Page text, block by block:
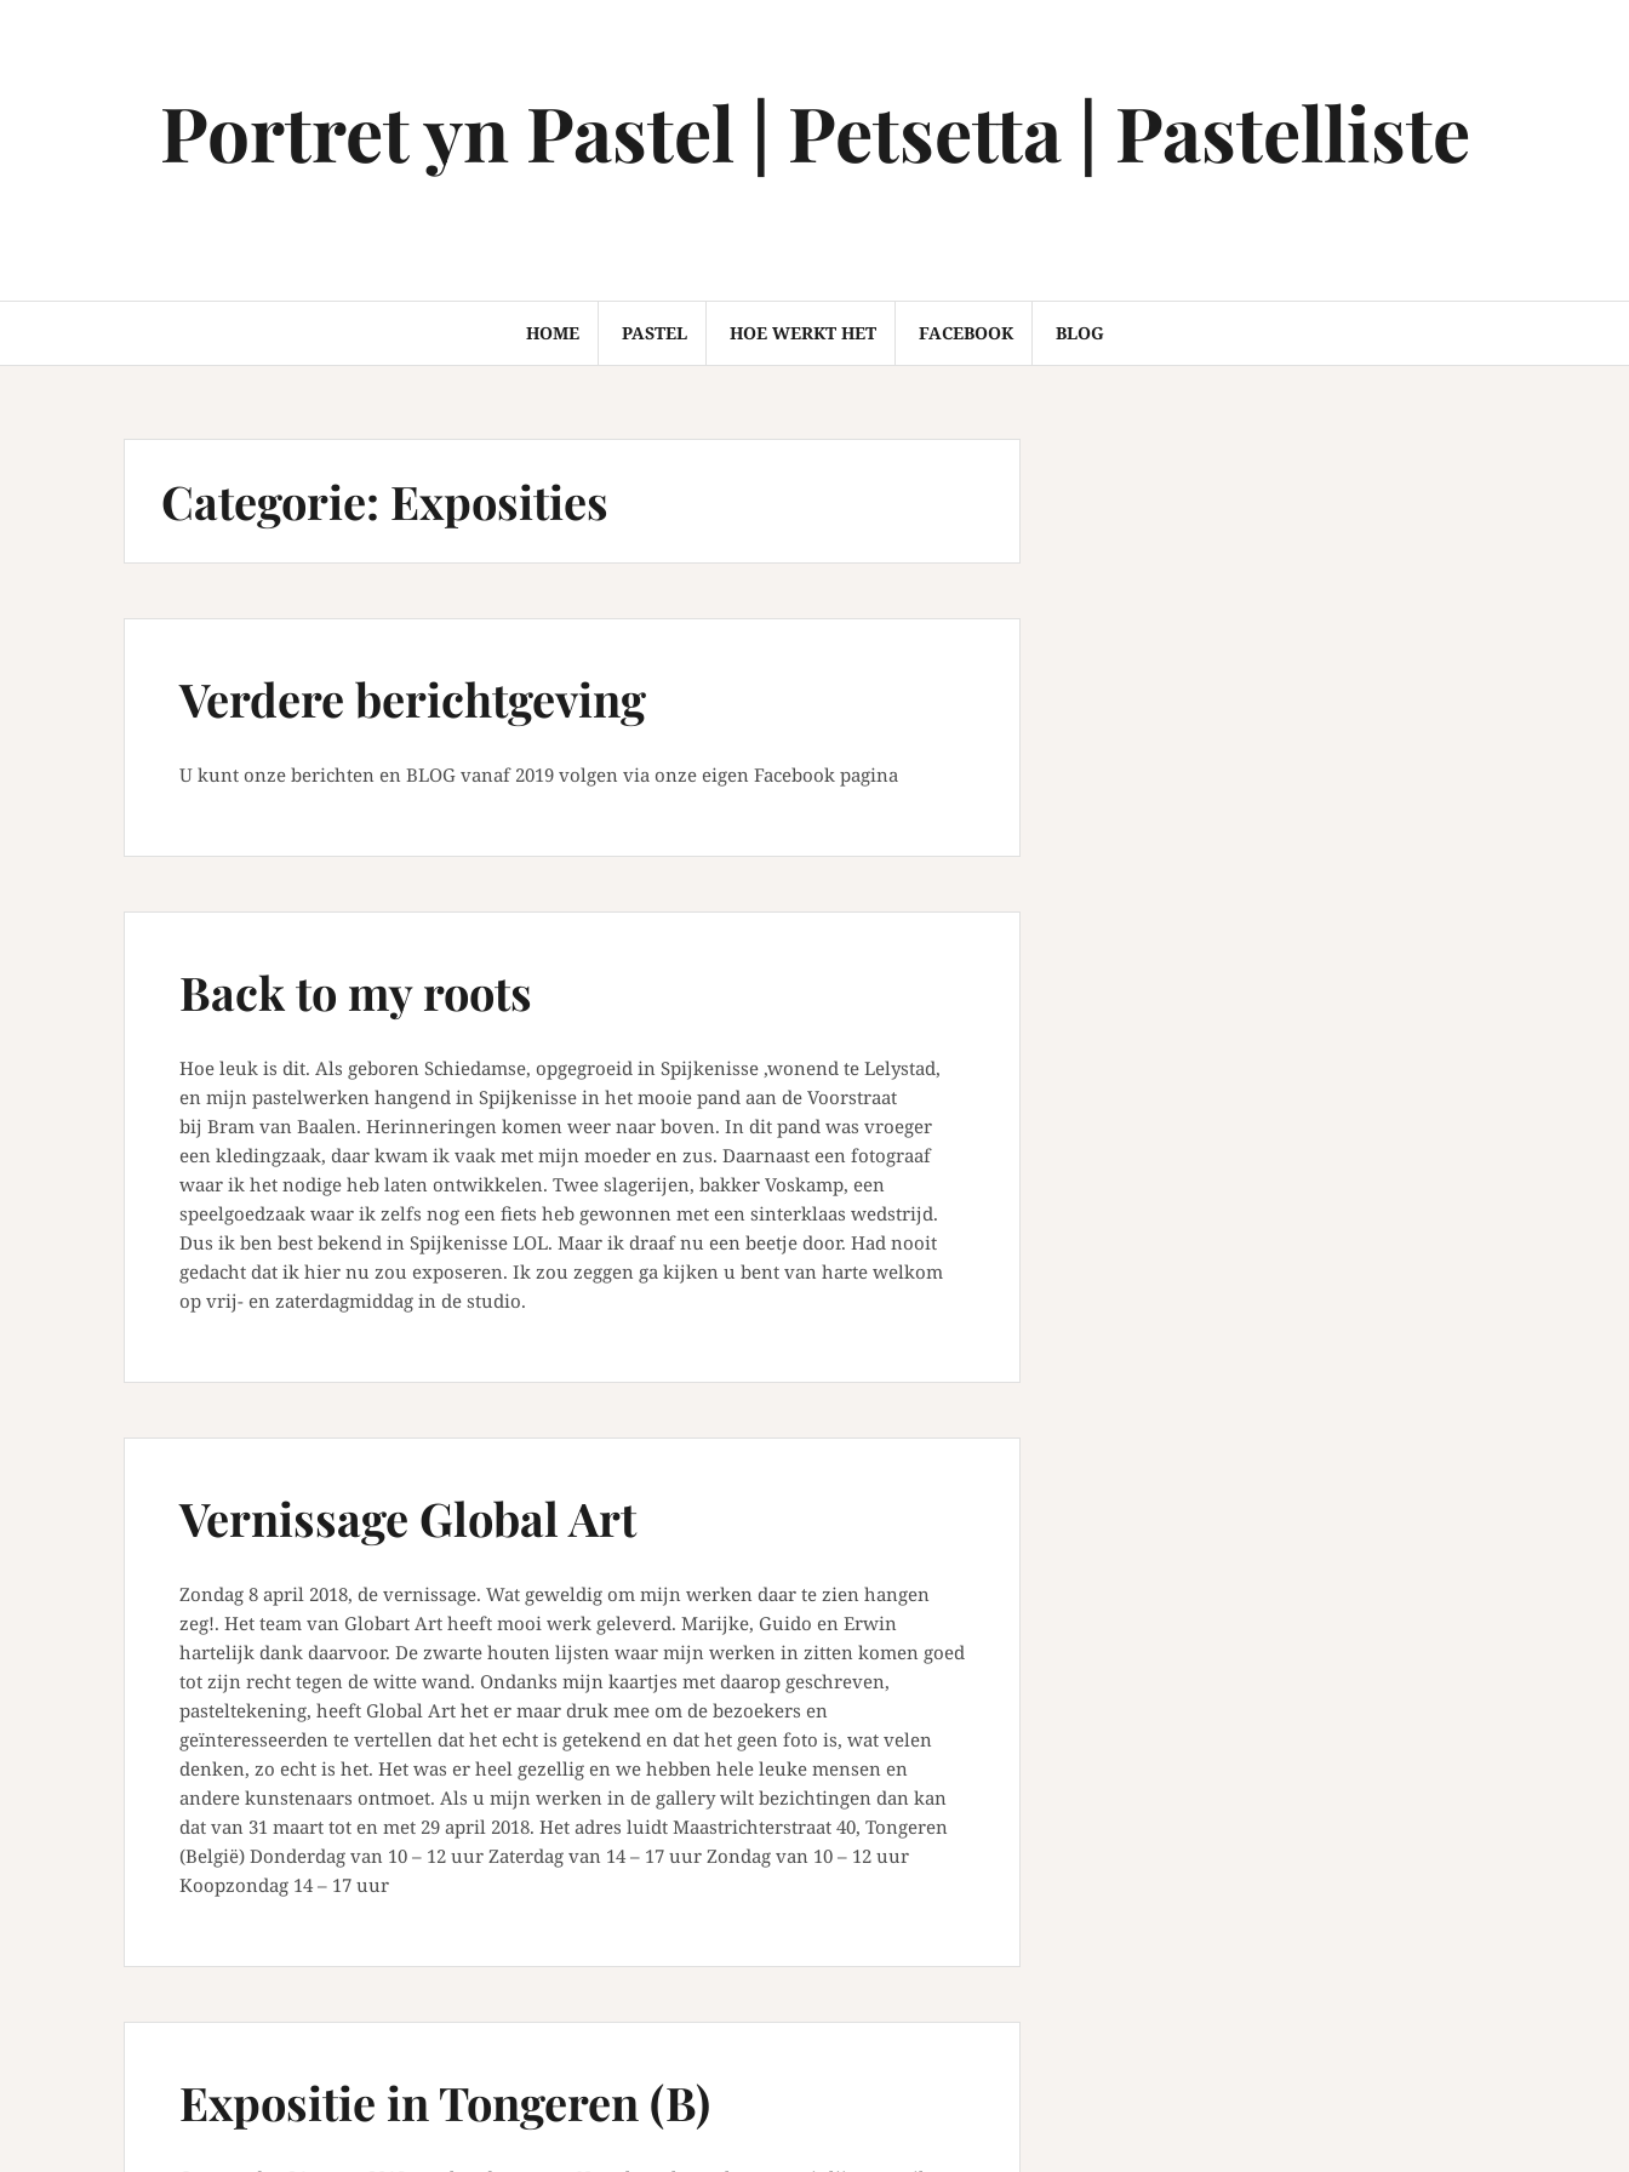
Portret yn Pastel | Petsetta | Pastelliste
HOME PASTEL HOE WERKT HET FACEBOOK BLOG
Categorie: Exposities
Verdere berichtgeving
U kunt onze berichten en BLOG vanaf 2019 volgen via onze eigen Facebook pagina
Back to my roots
Hoe leuk is dit. Als geboren Schiedamse, opgegroeid in Spijkenisse ,wonend te Lelystad,
en mijn pastelwerken hangend in Spijkenisse in het mooie pand aan de Voorstraat
bij Bram van Baalen. Herinneringen komen weer naar boven. In dit pand was vroeger
een kledingzaak, daar kwam ik vaak met mijn moeder en zus. Daarnaast een fotograaf
waar ik het nodige heb laten ontwikkelen. Twee slagerijen, bakker Voskamp, een
speelgoedzaak waar ik zelfs nog een fiets heb gewonnen met een sinterklaas wedstrijd.
Dus ik ben best bekend in Spijkenisse LOL. Maar ik draaf nu een beetje door. Had nooit
gedacht dat ik hier nu zou exposeren. Ik zou zeggen ga kijken u bent van harte welkom
op vrij- en zaterdagmiddag in de studio.
Vernissage Global Art
Zondag 8 april 2018, de vernissage. Wat geweldig om mijn werken daar te zien hangen
zeg!. Het team van Globart Art heeft mooi werk geleverd. Marijke, Guido en Erwin
hartelijk dank daarvoor. De zwarte houten lijsten waar mijn werken in zitten komen goed
tot zijn recht tegen de witte wand. Ondanks mijn kaartjes met daarop geschreven,
pasteltekening, heeft Global Art het er maar druk mee om de bezoekers en
geïnteresseerden te vertellen dat het echt is getekend en dat het geen foto is, wat velen
denken, zo echt is het. Het was er heel gezellig en we hebben hele leuke mensen en
andere kunstenaars ontmoet. Als u mijn werken in de gallery wilt bezichtingen dan kan
dat van 31 maart tot en met 29 april 2018. Het adres luidt Maastrichterstraat 40, Tongeren
(België) Donderdag van 10 – 12 uur Zaterdag van 14 – 17 uur Zondag van 10 – 12 uur
Koopzondag 14 – 17 uur
Expositie in Tongeren (B)